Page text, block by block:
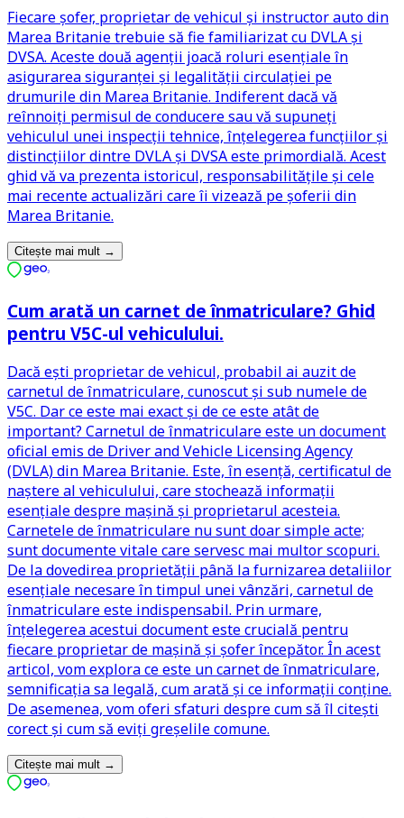
Fiecare șofer, proprietar de vehicul și instructor auto din
Marea Britanie trebuie să fie familiarizat cu DVLA și
DVSA. Aceste două agenții joacă roluri esențiale în
asigurarea siguranței și legalității circulației pe
drumurile din Marea Britanie. Indiferent dacă vă
reînnoiți permisul de conducere sau vă supuneți
vehiculul unei inspecții tehnice, înțelegerea funcțiilor și
distincțiilor dintre DVLA și DVSA este primordială. Acest
ghid vă va prezenta istoricul, responsabilitățile și cele
mai recente actualizări care îi vizează pe șoferii din
Marea Britanie.
Citește mai mult →
Cum arată un carnet de înmatriculare? Ghid
pentru V5C-ul vehiculului.
Dacă ești proprietar de vehicul, probabil ai auzit de
carnetul de înmatriculare, cunoscut și sub numele de
V5C. Dar ce este mai exact și de ce este atât de
important? Carnetul de înmatriculare este un document
oficial emis de Driver and Vehicle Licensing Agency
(DVLA) din Marea Britanie. Este, în esență, certificatul de
naștere al vehiculului, care stochează informații
esențiale despre mașină și proprietarul acesteia.
Carnetele de înmatriculare nu sunt doar simple acte;
sunt documente vitale care servesc mai multor scopuri.
De la dovedirea proprietății până la furnizarea detaliilor
esențiale necesare în timpul unei vânzări, carnetul de
înmatriculare este indispensabil. Prin urmare,
înțelegerea acestui document este crucială pentru
fiecare proprietar de mașină și șofer începător. În acest
articol, vom explora ce este un carnet de înmatriculare,
semnificația sa legală, cum arată și ce informații conține.
De asemenea, vom oferi sfaturi despre cum să îl citești
corect și cum să eviți greșelile comune.
Citește mai mult →